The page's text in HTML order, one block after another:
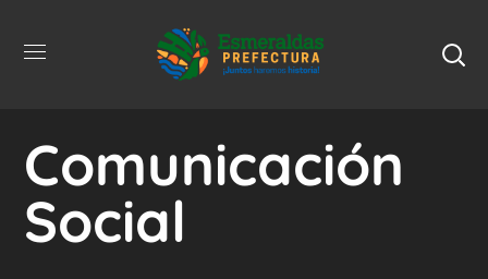
Comunicación
Social